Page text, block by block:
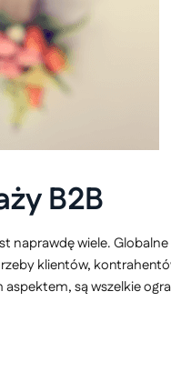
B2B
naprawdę wiele.
klientów,
są wszelkie